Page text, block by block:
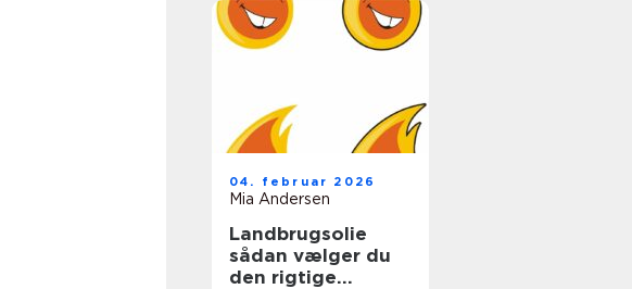
04. februar 2026
Mia Andersen
Landbrugsolie
sådan vælger du
den rigtige